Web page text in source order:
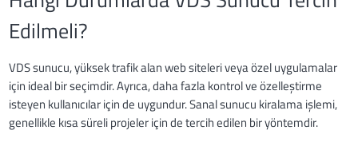
Edilmeli?
VDS sunucu, yüksek trafik alan web siteleri veya özel uygulamalar
için ideal bir seçimdir. Ayrıca, daha fazla kontrol ve özelleştirme
isteyen kullanıcılar için de uygundur. Sanal sunucu kiralama işlemi,
genellikle kısa süreli projeler için de tercih edilen bir yöntemdir.